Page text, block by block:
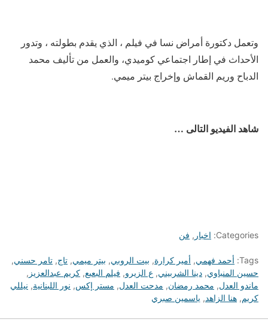
وتعمل دكتورة أمراض نسا في فيلم ، الذي يقدم بطولته ، وتدور
الأحداث في إطار اجتماعي كوميدي، والعمل من تأليف محمد
الدباح وريم القماش وإخراج بيتر ميمي.
شاهد الفيديو التالى …
Categories: اخبار , فن
Tags: أحمد فهمي, أمير كرارة, بيت الروبي, بيتر ميمي, تاج, تامر حسني,
حسين المنباوي, دينا الشربيني, ع الزيرو, فيلم البعبع, كريم عبدالعزيز ,
ماندو العدل, محمد رمضان, مدحت العدل, مستر إكس, نور اللبنانية, نيللي
كريم, هنا الزاهد, ياسمين صبري